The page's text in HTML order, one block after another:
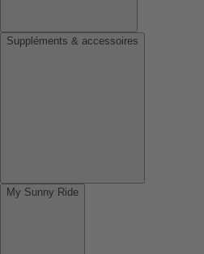
Suppléments & accessoires
My Sunny Ride